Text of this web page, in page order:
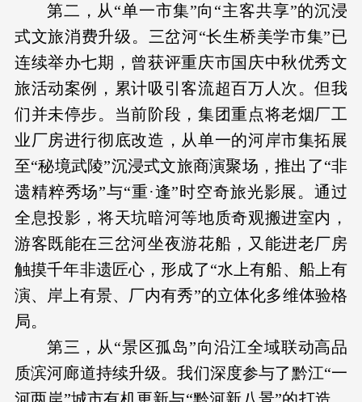
第二，从“单一市集”向“主客共享”的沉浸
式文旅消费升级。三岔河“长生桥美学市集”已
连续举办七期，曾获评重庆市国庆中秋优秀文
旅活动案例，累计吸引客流超百万人次。但我
们并未停步。当前阶段，集团重点将老烟厂工
业厂房进行彻底改造，从单一的河岸市集拓展
至“秘境武陵”沉浸式文旅商演聚场，推出了“非
遗精粹秀场”与“重·逢”时空奇旅光影展。通过
全息投影，将天坑暗河等地质奇观搬进室内，
游客既能在三岔河坐夜游花船，又能进老厂房
触摸千年非遗匠心，形成了“水上有船、船上有
演、岸上有景、厂内有秀”的立体化多维体验格
局。
第三，从“景区孤岛”向沿江全域联动高品
质滨河廊道持续升级。我们深度参与了黔江“一
河两岸”城市有机更新与“黔河新八景”的打造，